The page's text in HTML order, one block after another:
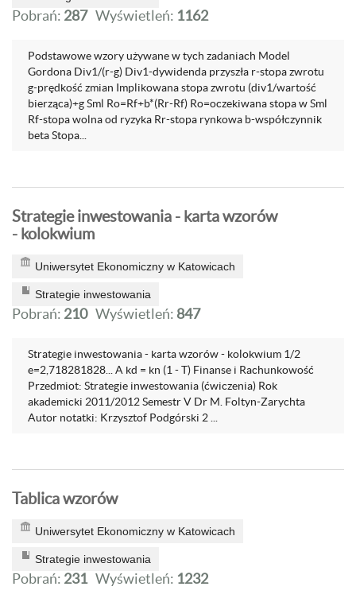
Pobrań: 287 Wyświetleń: 1162
Podstawowe wzory używane w tych zadaniach Model
Gordona Div1/(r-g) Div1-dywidenda przyszła r-stopa zwrotu
g-prędkość zmian Implikowana stopa zwrotu (div1/wartość
bierząca)+g Sml Ro=Rf+b*(Rr-Rf) Ro=oczekiwana stopa w Sml
Rf-stopa wolna od ryzyka Rr-stopa rynkowa b-współczynnik
beta Stopa...
Strategie inwestowania - karta wzorów
- kolokwium
Uniwersytet Ekonomiczny w Katowicach
Strategie inwestowania
Pobrań: 210 Wyświetleń: 847
Strategie inwestowania - karta wzorów - kolokwium 1/2
e=2,718281828... A kd = kn (1 - T) Finanse i Rachunkowość
Przedmiot: Strategie inwestowania (ćwiczenia) Rok
akademicki 2011/2012 Semestr V Dr M. Foltyn-Zarychta
Autor notatki: Krzysztof Podgórski 2 ...
Tablica wzorów
Uniwersytet Ekonomiczny w Katowicach
Strategie inwestowania
Pobrań: 231 Wyświetleń: 1232